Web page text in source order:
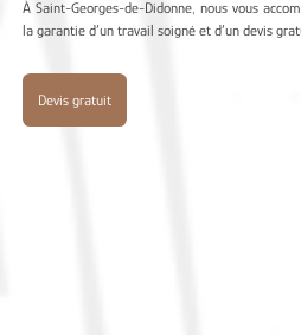
À Saint-Georges-de-Didonne, nous vous
la garantie d’un travail soigné et d’un devis
Devis gratuit